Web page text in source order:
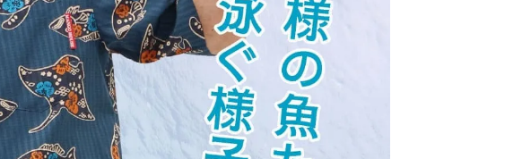
平日・土日祝ともに午前10時までのご注文で、当日発送し
ております。
お届けの目安は、本州・九州・四国は発送日の翌日、北海道
は3日後、沖縄県内は翌日です。
※確約ではありません。一部地域や天候・交通状況により、